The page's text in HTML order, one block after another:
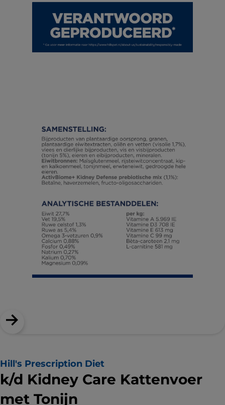
Hill's Prescription Diet
k/d Kidney Care Kattenvoer
met Tonijn